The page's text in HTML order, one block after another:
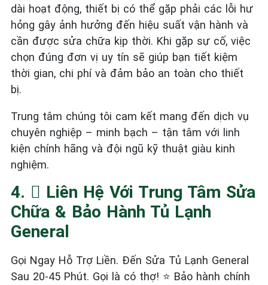
dài hoạt động, thiết bị có thể gặp phải các lỗi hư
hỏng gây ảnh hưởng đến hiệu suất vận hành và
cần được sửa chữa kịp thời. Khi gặp sự cố, việc
chọn đúng đơn vị uy tín sẽ giúp bạn tiết kiệm
thời gian, chi phí và đảm bảo an toàn cho thiết
bị.
Trung tâm chúng tôi cam kết mang đến dịch vụ
chuyên nghiệp – minh bạch – tận tâm với linh
kiện chính hãng và đội ngũ kỹ thuật giàu kinh
nghiệm.
4.  Liên Hệ Với Trung Tâm Sửa
Chữa & Bảo Hành Tủ Lạnh
General
Gọi Ngay Hỗ Trợ Liền. Đến Sửa Tủ Lạnh General
Sau 20-45 Phút. Gọi là có thợ! ⭐ Bảo hành chính